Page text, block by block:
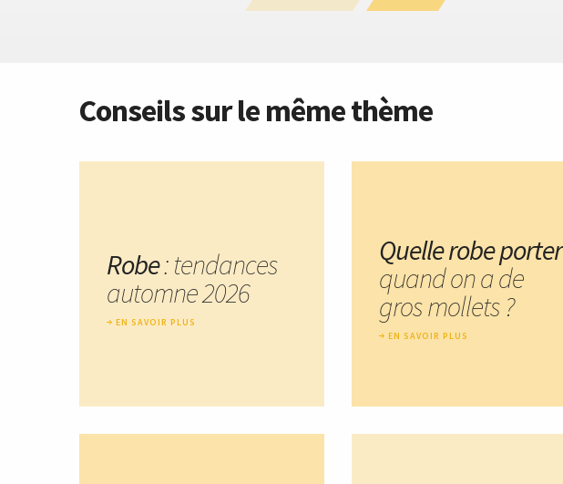
Conseils sur le même thème
Robe: tendances
automne 2026
EN SAVOIR PLUS
Quelle robe porter
quand on a de
gros mollets ?
EN SAVOIR PLUS